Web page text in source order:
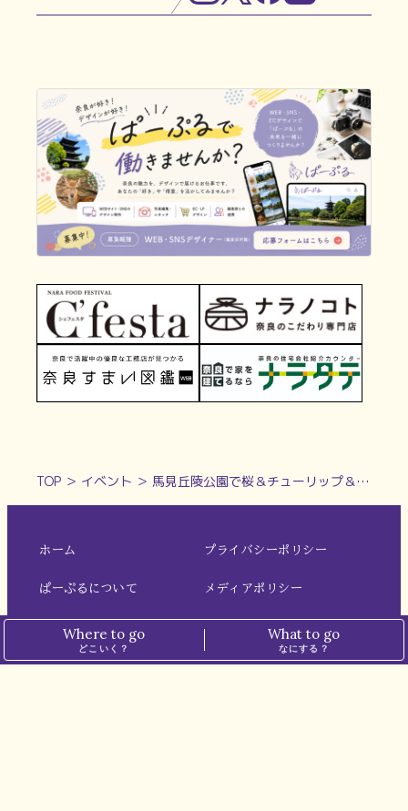
TOP ＞ イベント ＞ 馬見丘陵公園で桜＆チューリップ＆ネモフィラ絶景コラボ！マルシェも開催！【広陵町｜河合町】
Where to go
どこいく？
What to go
なにする？
ホーム
ぱーぷるについて
運営会社
プライバシーポリシー
メディアポリシー
お問い合わせ